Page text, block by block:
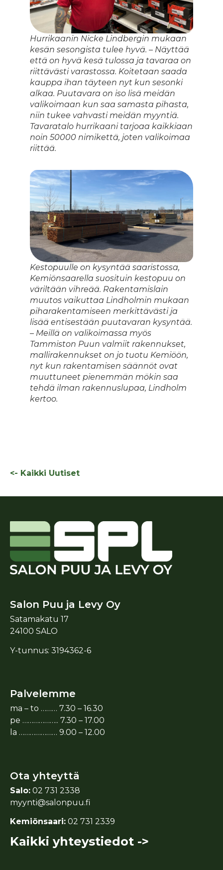
Hurrikaanin Nicke Lindbergin mukaan
kesän sesongista tulee hyvä. – Näyttää
että on hyvä kesä tulossa ja tavaraa on
riittävästi varastossa. Koitetaan saada
kauppa ihan täyteen nyt kun sesonki
alkaa. Puutavara on iso lisä meidän
valikoimaan kun saa samasta pihasta,
niin tukee vahvasti meidän myyntiä.
Tavaratalo hurrikaani tarjoaa kaikkiaan
noin 50000 nimikettä, joten valikoimaa
riittää.
Kestopuulle on kysyntää saaristossa,
Kemiönsaarella suosituin kestopuu on
väriltään vihreää. Rakentamislain
muutos vaikuttaa Lindholmin mukaan
piharakentamiseen merkittävästi ja
lisää entisestään puutavaran kysyntää.
– Meillä on valikoimassa myös
Tammiston Puun valmiit rakennukset,
mallirakennukset on jo tuotu Kemiöön,
nyt kun rakentamisen säännöt ovat
muuttuneet pienemmän mökin saa
tehdä ilman rakennuslupaa, Lindholm
kertoo.
<- Kaikki Uutiset
Salon Puu ja Levy Oy
Satamakatu 17
24100 SALO
Y-tunnus: 3194362-6
Palvelemme
ma – to ……… 7.30 – 16.30
pe ……………….. 7.30 – 17.00
la ………………… 9.00 – 12.00
Ota yhteyttä
Salo: 02 731 2338
myynti@salonpuu.fi
Kemiönsaari: 02 731 2339
Kaikki yhteystiedot ->